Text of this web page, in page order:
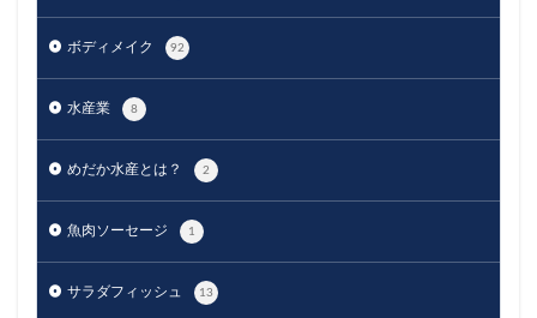
ボディメイク 92
水産業 8
めだか水産とは？ 2
魚肉ソーセージ 1
サラダフィッシュ 13